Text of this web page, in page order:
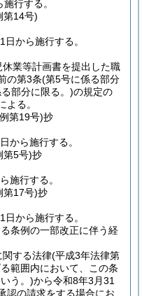
行する。
第14号)
から施行する。
業等計画書を提出した職
の第3条(第5号に係る部分
部分に限る。)の規定の
よる。
第19号)抄
から施行する。
第5号)抄
施行する。
第17号)抄
から施行する。
条例の一部改正に伴う経
関する法律(平成3年法律第
範囲内において、この条
う。)から令和8年3月31
認の請求をする場合にお